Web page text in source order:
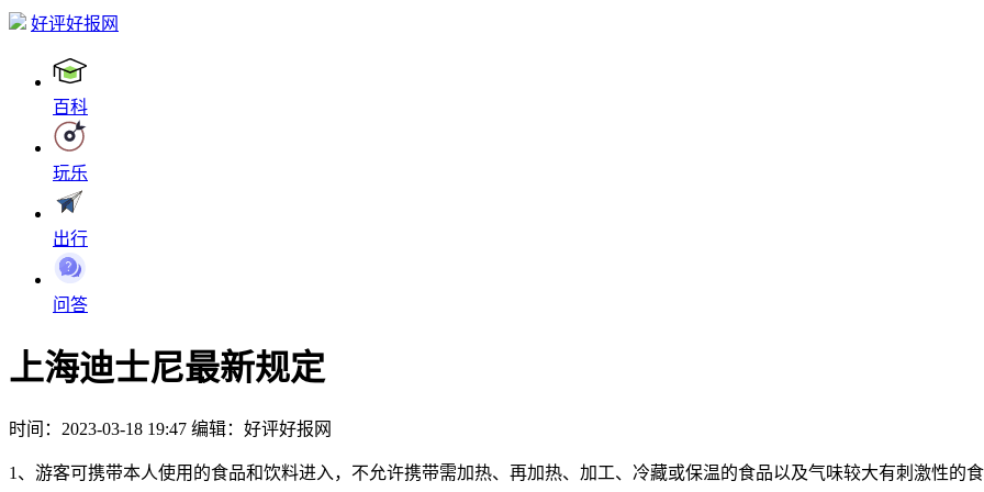
好评好报网
百科
玩乐
出行
问答
上海迪士尼最新规定
时间：2023-03-18 19:47 编辑：好评好报网
1、游客可携带本人使用的食品和饮料进入，不允许携带需加热、再加热、加工、冷藏或保温的食品以及气味较大有刺激性的